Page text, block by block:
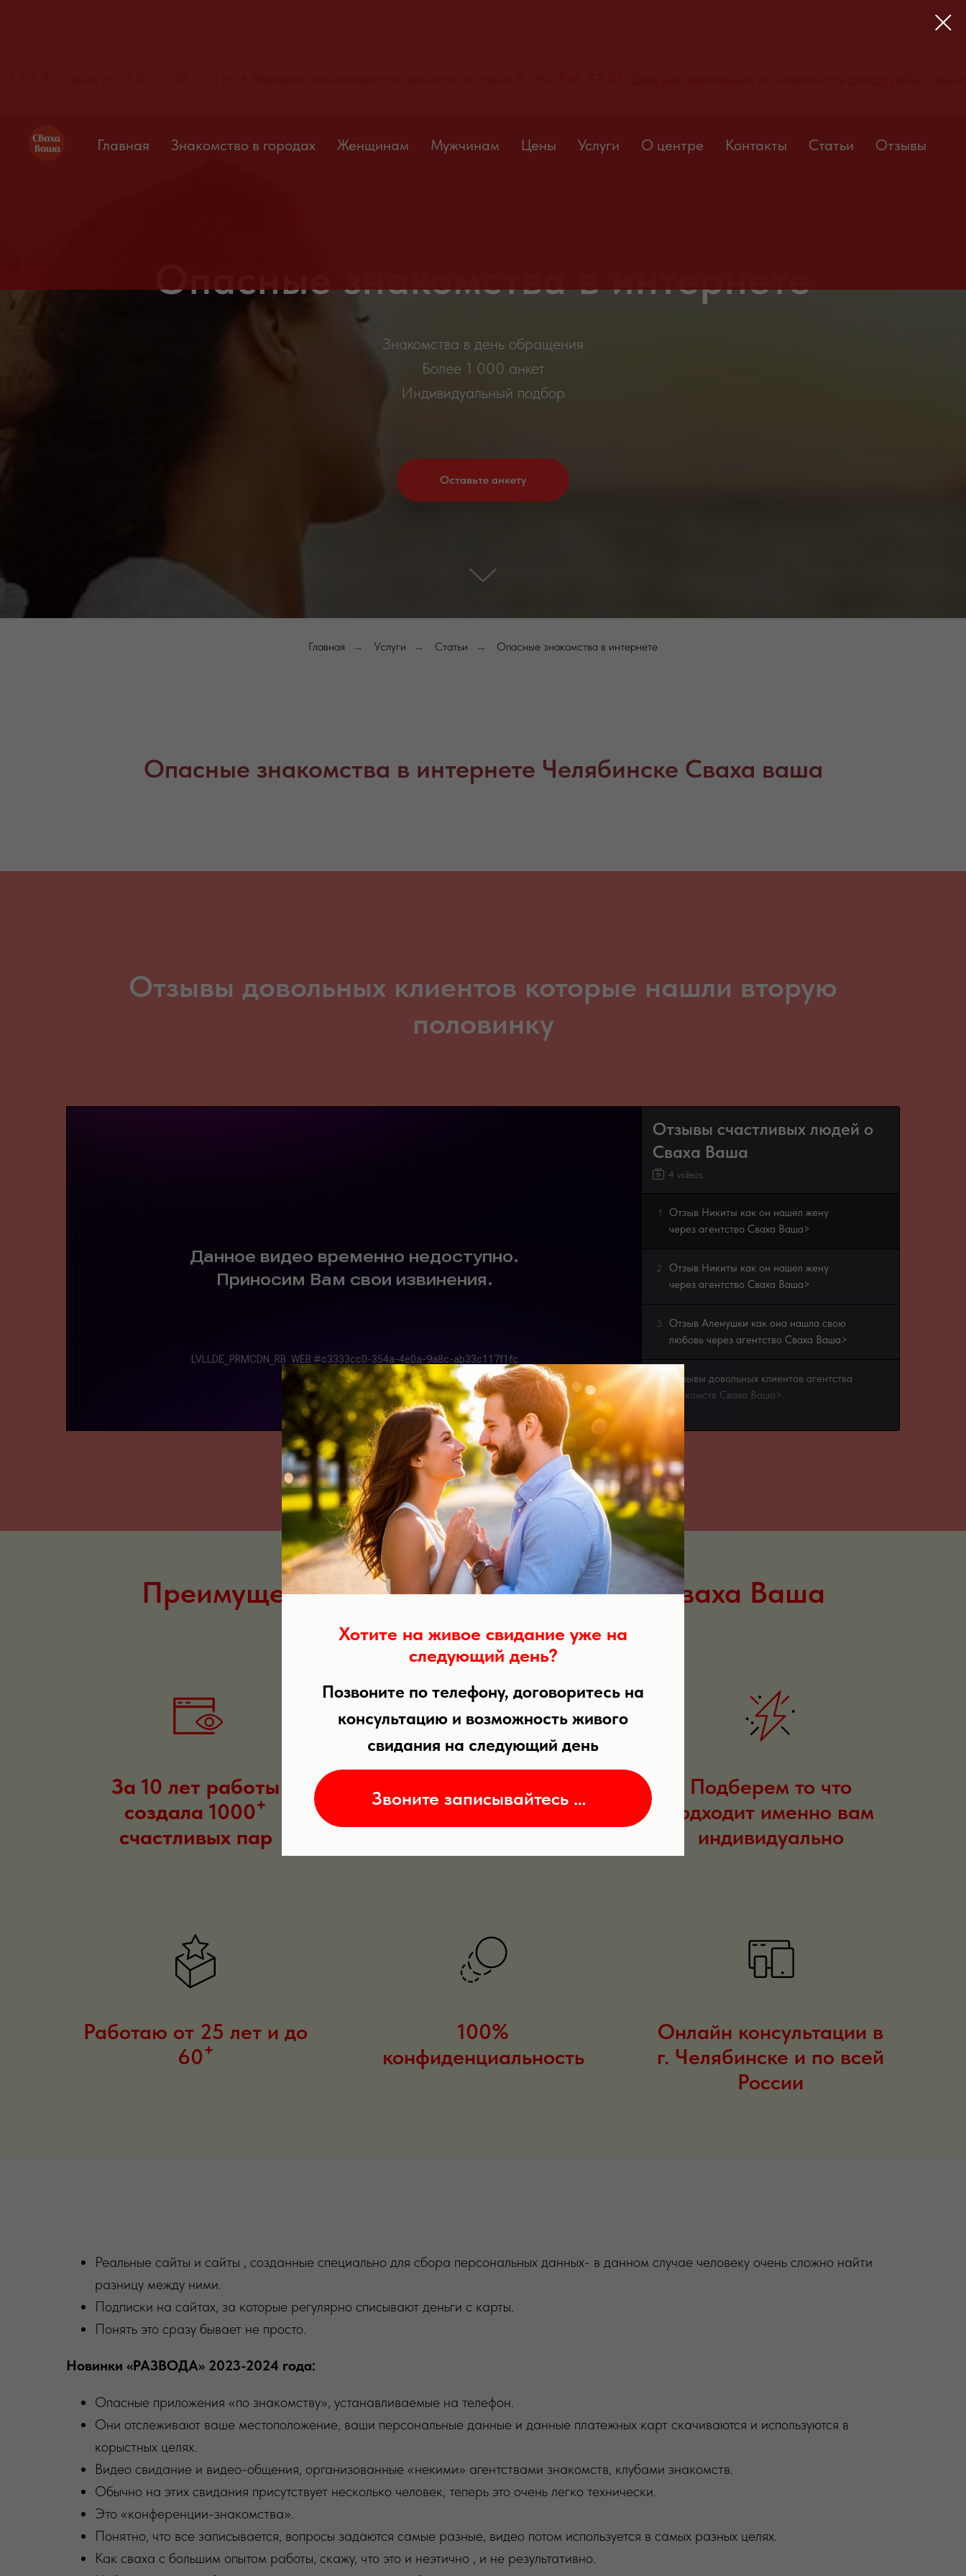
Главная Знакомство в городах Женщинам Мужчинам Цены Услуги О центре Контакты Статьи Отзывы
Хотите на живое свидание уже на
следующий день?
Позвоните по телефону, договоритесь на
консультацию и возможность живого
свидания на следующий день
Звоните записывайтесь на консутацию
Опасные знакомства в интернете
Знакомства в день обращения
Более 1 000 анкет
Индивидуальный подбор
Оставьте анкету
Главная → Услуги → Статьи → Опасные знакомства в интернете
Опасные знакомства в интернете Челябинске Сваха ваша
Отзывы довольных клиентов которые нашли вторую
половинку
Отзывы счастливых людей о
Сваха Ваша
4 videos
1
Отзыв Никиты как он нашел жену
через агентство Сваха Ваша>
2
Отзыв Никиты как он нашел жену
через агентство Сваха Ваша>
3
Отзыв Аленушки как она нашла свою
любовь через агентство Сваха Ваша>
4
Отзывы довольных клиентов агентства
знакомств Сваха Ваша>
Преимущества агентства знакомства Сваха Ваша
За 10 лет работы
создала 1000+
счастливых пар
постоянно
пополняемая база
Подберем то что
подходит именно вам
индивидуально
Работаю от 25 лет и до
60+
100%
конфиденциальность
Онлайн консультации в
г. Челябинске и по всей
России
Реальные сайты и сайты , созданные специально для сбора персональных данных- в данном случае человеку очень сложно найти
разницу между ними.
Подписки на сайтах, за которые регулярно списывают деньги с карты.
Понять это сразу бывает не просто.
Новинки «РАЗВОДА» 2023-2024 года:
Опасные приложения «по знакомству», устанавливаемые на телефон.
Они отслеживают ваше местоположение, ваши персональные данные и данные платежных карт скачиваются и используются в
корыстных целях.
Видео свидание и видео-общения, организованные «некими» агентствами знакомств, клубами знакомств.
Обычно на этих свидания присутствует несколько человек, теперь это очень легко технически.
Это «конференции-знакомства».
Понятно, что все записывается, вопросы задаются самые разные, видео потом используется в самых разных целях.
Как сваха с большим опытом работы, скажу, что это и неэтично , и не результативно.